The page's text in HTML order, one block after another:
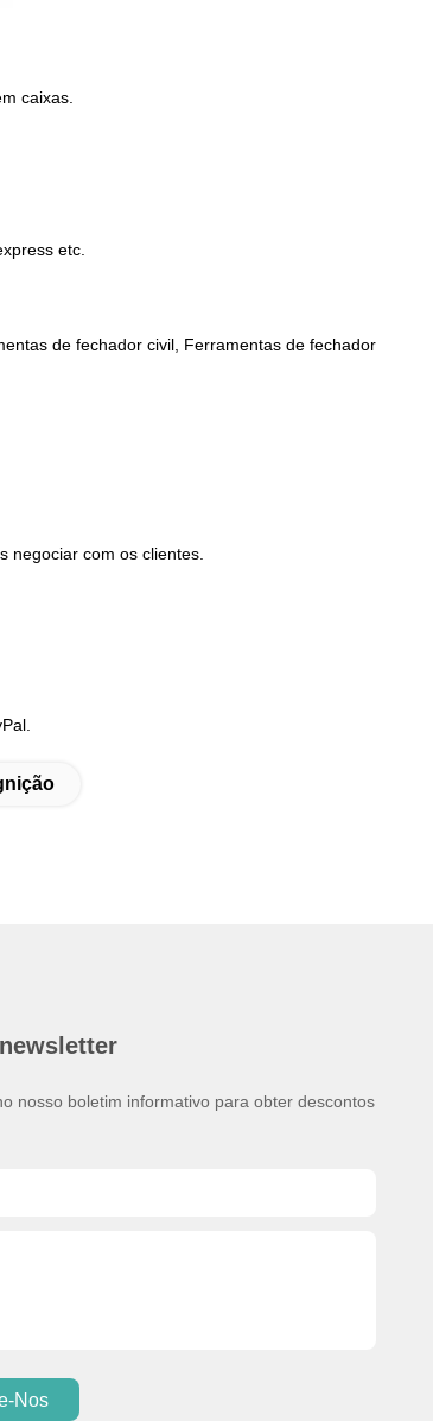
caixas.
etc.
de fechador civil, Ferramentas de fechador
negociar com os clientes.
nosso boletim informativo para obter descontos
Nos